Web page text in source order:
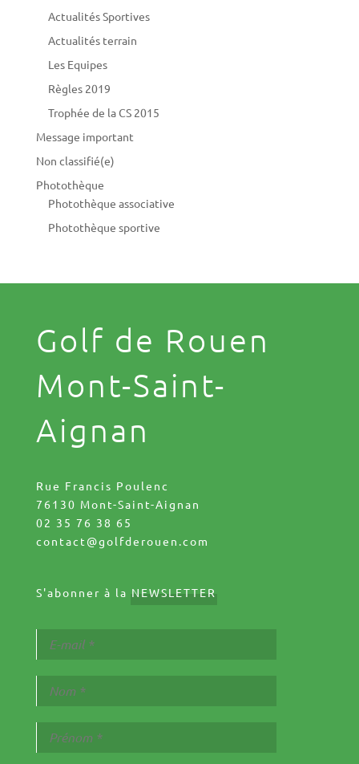
Actualités Sportives
Actualités terrain
Les Equipes
Règles 2019
Trophée de la CS 2015
Message important
Non classifié(e)
Photothèque
Photothèque associative
Photothèque sportive
Golf de Rouen
Mont-Saint-
Aignan
Rue Francis Poulenc
76130 Mont-Saint-Aignan
02 35 76 38 65
contact@golfderouen.com
S'abonner à la NEWSLETTER